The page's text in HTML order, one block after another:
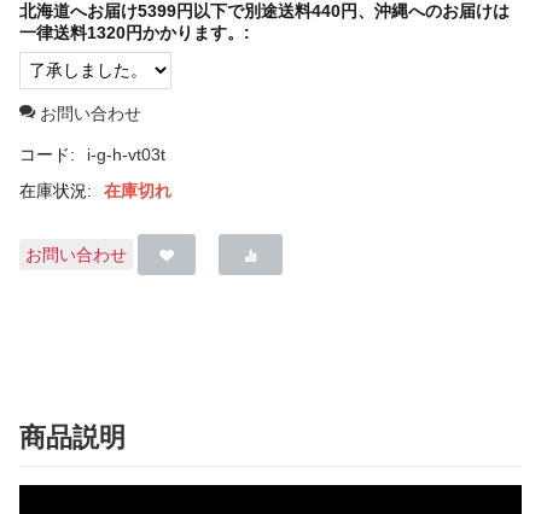
北海道へお届け5399円以下で別途送料440円、沖縄へのお届けは
一律送料1320円かかります。:
お問い合わせ
コード:
i-g-h-vt03t
在庫状況:
在庫切れ
お問い合わせ
商品説明